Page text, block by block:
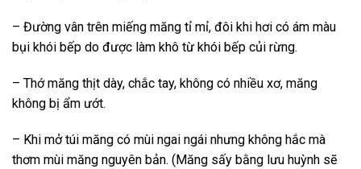
– Đường vân trên miếng măng tỉ mỉ, đôi khi hơi có ám màu
bụi khói bếp do được làm khô từ khói bếp củi rừng.
– Thớ măng thịt dày, chắc tay, không có nhiều xơ, măng
không bị ẩm ướt.
– Khi mở túi măng có mùi ngai ngái nhưng không hắc mà
thơm mùi măng nguyên bản. (Măng sấy bằng lưu huỳnh sẽ